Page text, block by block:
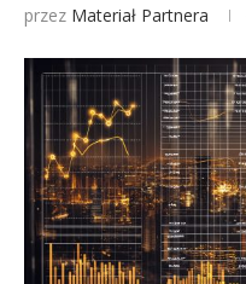
przez Materiał Partnera